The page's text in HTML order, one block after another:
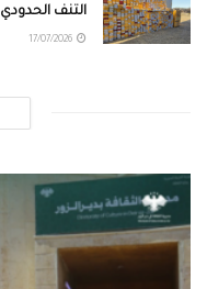
التنف الحدودي